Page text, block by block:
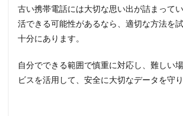
古い携帯電話には大切な思い出が詰まって
活できる可能性があるなら、適切な方法を
十分にあります。
自分でできる範囲で慎重に対応し、難しい
ビスを活用して、安全に大切なデータを守り